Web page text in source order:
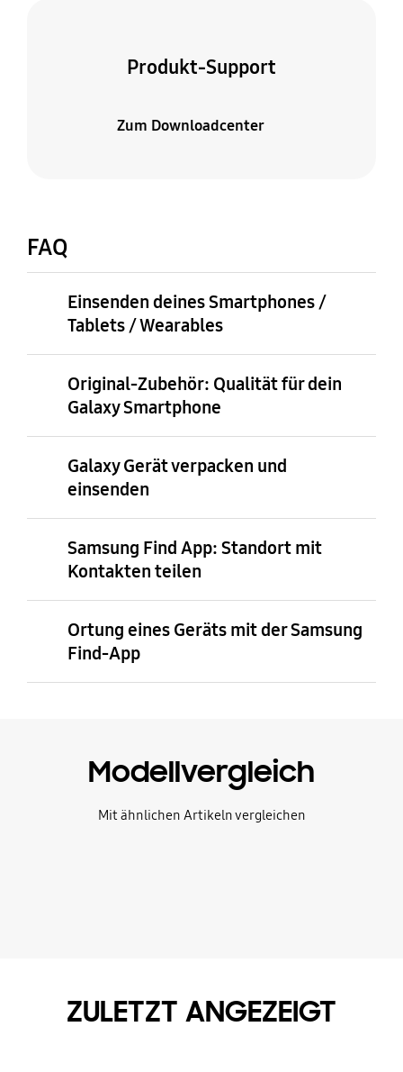
Produkt-Support
Zum Downloadcenter
FAQ
Einsenden deines Smartphones /
Tablets / Wearables
Original-Zubehör: Qualität für dein
Galaxy Smartphone
Galaxy Gerät verpacken und
einsenden
Samsung Find App: Standort mit
Kontakten teilen
Ortung eines Geräts mit der Samsung
Find-App
Modellvergleich
Mit ähnlichen Artikeln vergleichen
ZULETZT ANGEZEIGT